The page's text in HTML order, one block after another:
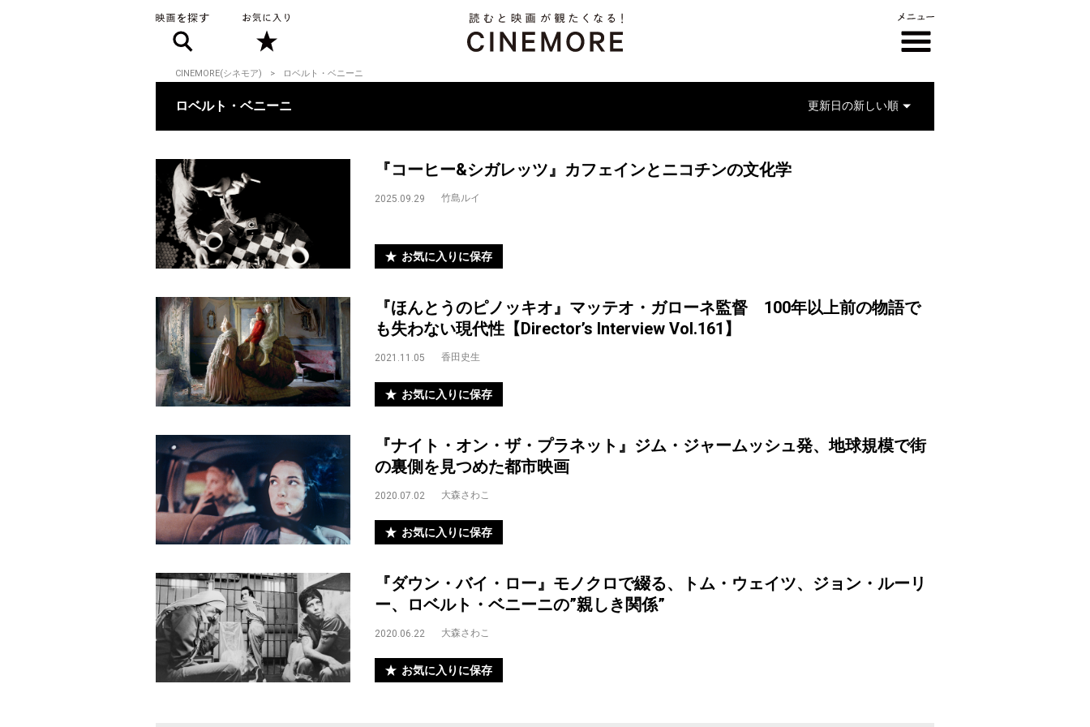
CINEMORE(シネモア) ロベルト・ベニーニ
ロベルト・ベニーニ
『コーヒー&シガレッツ』カフェインとニコチンの文化学
2025.09.29 竹島ルイ
お気に入りに保存
『ほんとうのピノッキオ』マッテオ・ガローネ監督 100年以上前の物語で
も失わない現代性【Director’s Interview Vol.161】
2021.11.05 香田史生
お気に入りに保存
『ナイト・オン・ザ・プラネット』ジム・ジャームッシュ発、地球規模で街
の裏側を見つめた都市映画
2020.07.02 大森さわこ
お気に入りに保存
『ダウン・バイ・ロー』モノクロで綴る、トム・ウェイツ、ジョン・ルーリ
ー、ロベルト・ベニーニの”親しき関係”
2020.06.22 大森さわこ
お気に入りに保存